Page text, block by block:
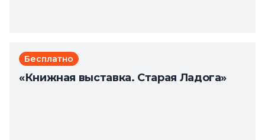
Бесплатно
«Книжная выставка. Старая Ладога»